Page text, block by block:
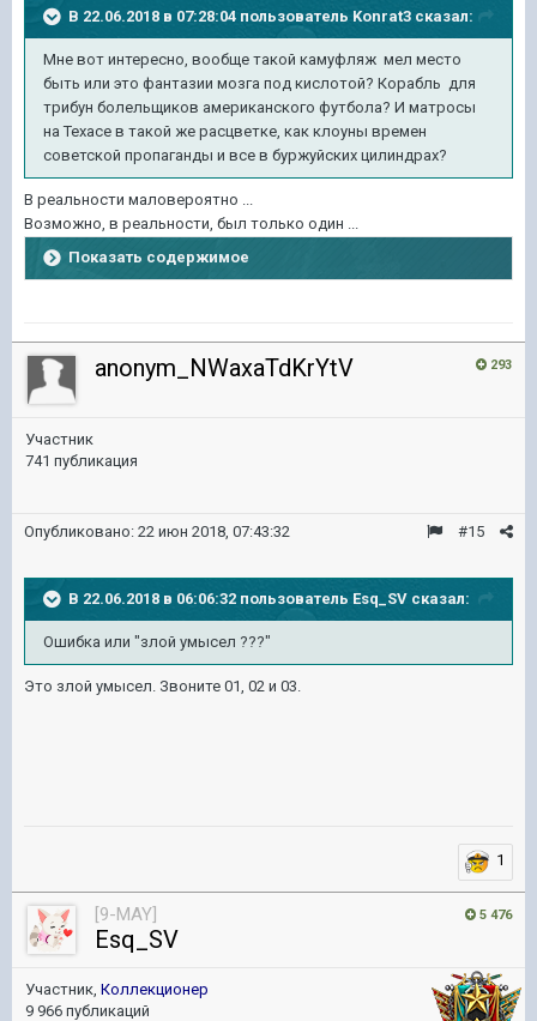
В 22.06.2018 в 07:28:04 пользователь Konrat3 сказал:
Мне вот интересно, вообще такой камуфляж мел место
быть или это фантазии мозга под кислотой? Корабль для
трибун болельщиков американского футбола? И матросы
на Техасе в такой же расцветке, как клоуны времен
советской пропаганды и все в буржуйских цилиндрах?
В реальности маловероятно ...
Возможно, в реальности, был только один ...
Показать содержимое
293
anonym_NWaxaTdKrYtV
Участник
741 публикация
#15
Опубликовано: 22 июн 2018, 07:43:32
В 22.06.2018 в 06:06:32 пользователь Esq_SV сказал:
Ошибка или "злой умысел ???"
Это злой умысел. Звоните 01, 02 и 03.
1
5 476
[9-MAY]
Esq_SV
Участник, Коллекционер
9 966 публикаций